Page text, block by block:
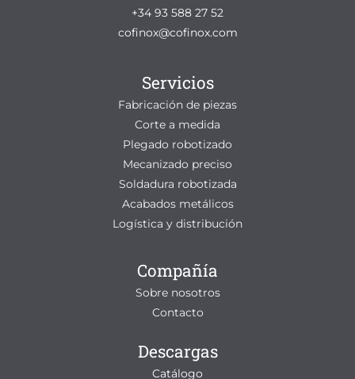
+34 93 588 27 52
cofinox@cofinox.com
Servicios
Fabricación de piezas
Corte a medida
Plegado robotizado
Mecanizado preciso
Soldadura robotizada
Acabados metálicos
Logística y distribución
Compañía
Sobre nosotros
Contacto
Descargas
Catálogo